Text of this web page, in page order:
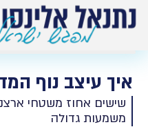
איך עיצב נוף
שישים אחוז משטחי
משמעות גדולה